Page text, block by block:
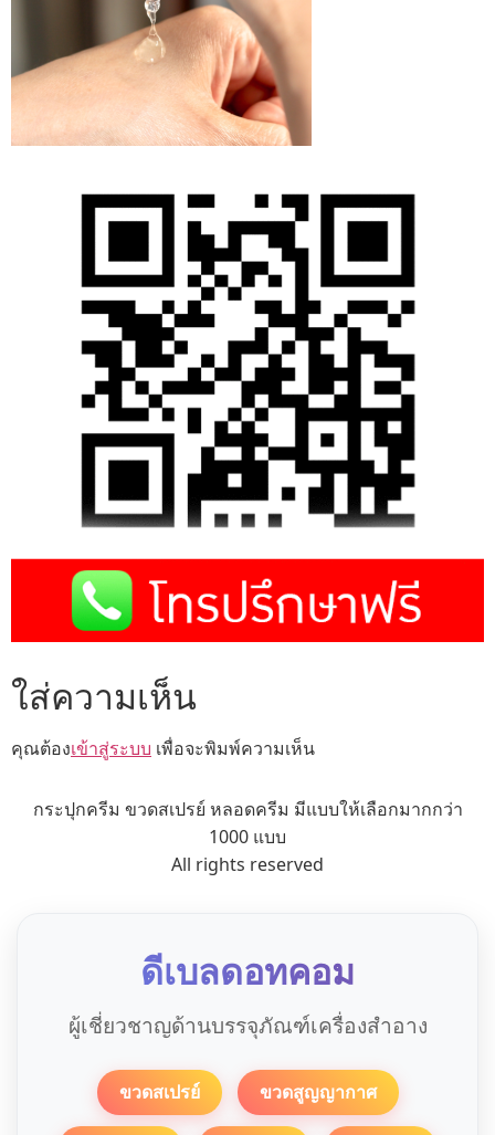
ใส่ความเห็น
คุณต้องเข้าสู่ระบบ เพื่อจะพิมพ์ความเห็น
กระปุกครีม ขวดสเปรย์ หลอดครีม มีแบบให้เลือกมากกว่า
1000 แบบ
All rights reserved
ดีเบลดอทคอม
ผู้เชี่ยวชาญด้านบรรจุภัณฑ์เครื่องสำอาง
ขวดสเปรย์ ขวดสูญญากาศ